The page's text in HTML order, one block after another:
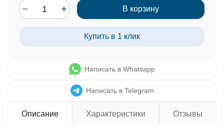
В корзину
Купить в 1 клик
Написать в Whatsapp
Написать в Telegram
Описание Характеристики Отзывы